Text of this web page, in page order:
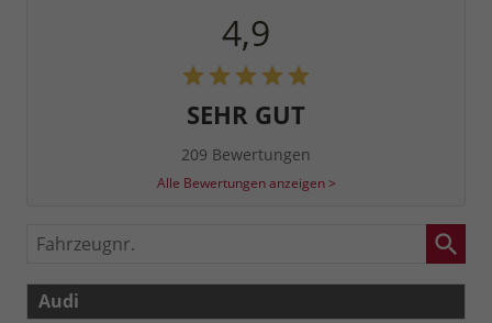
4,9
SEHR GUT
209 Bewertungen
Alle Bewertungen anzeigen >
Fahrzeugnr.
Audi